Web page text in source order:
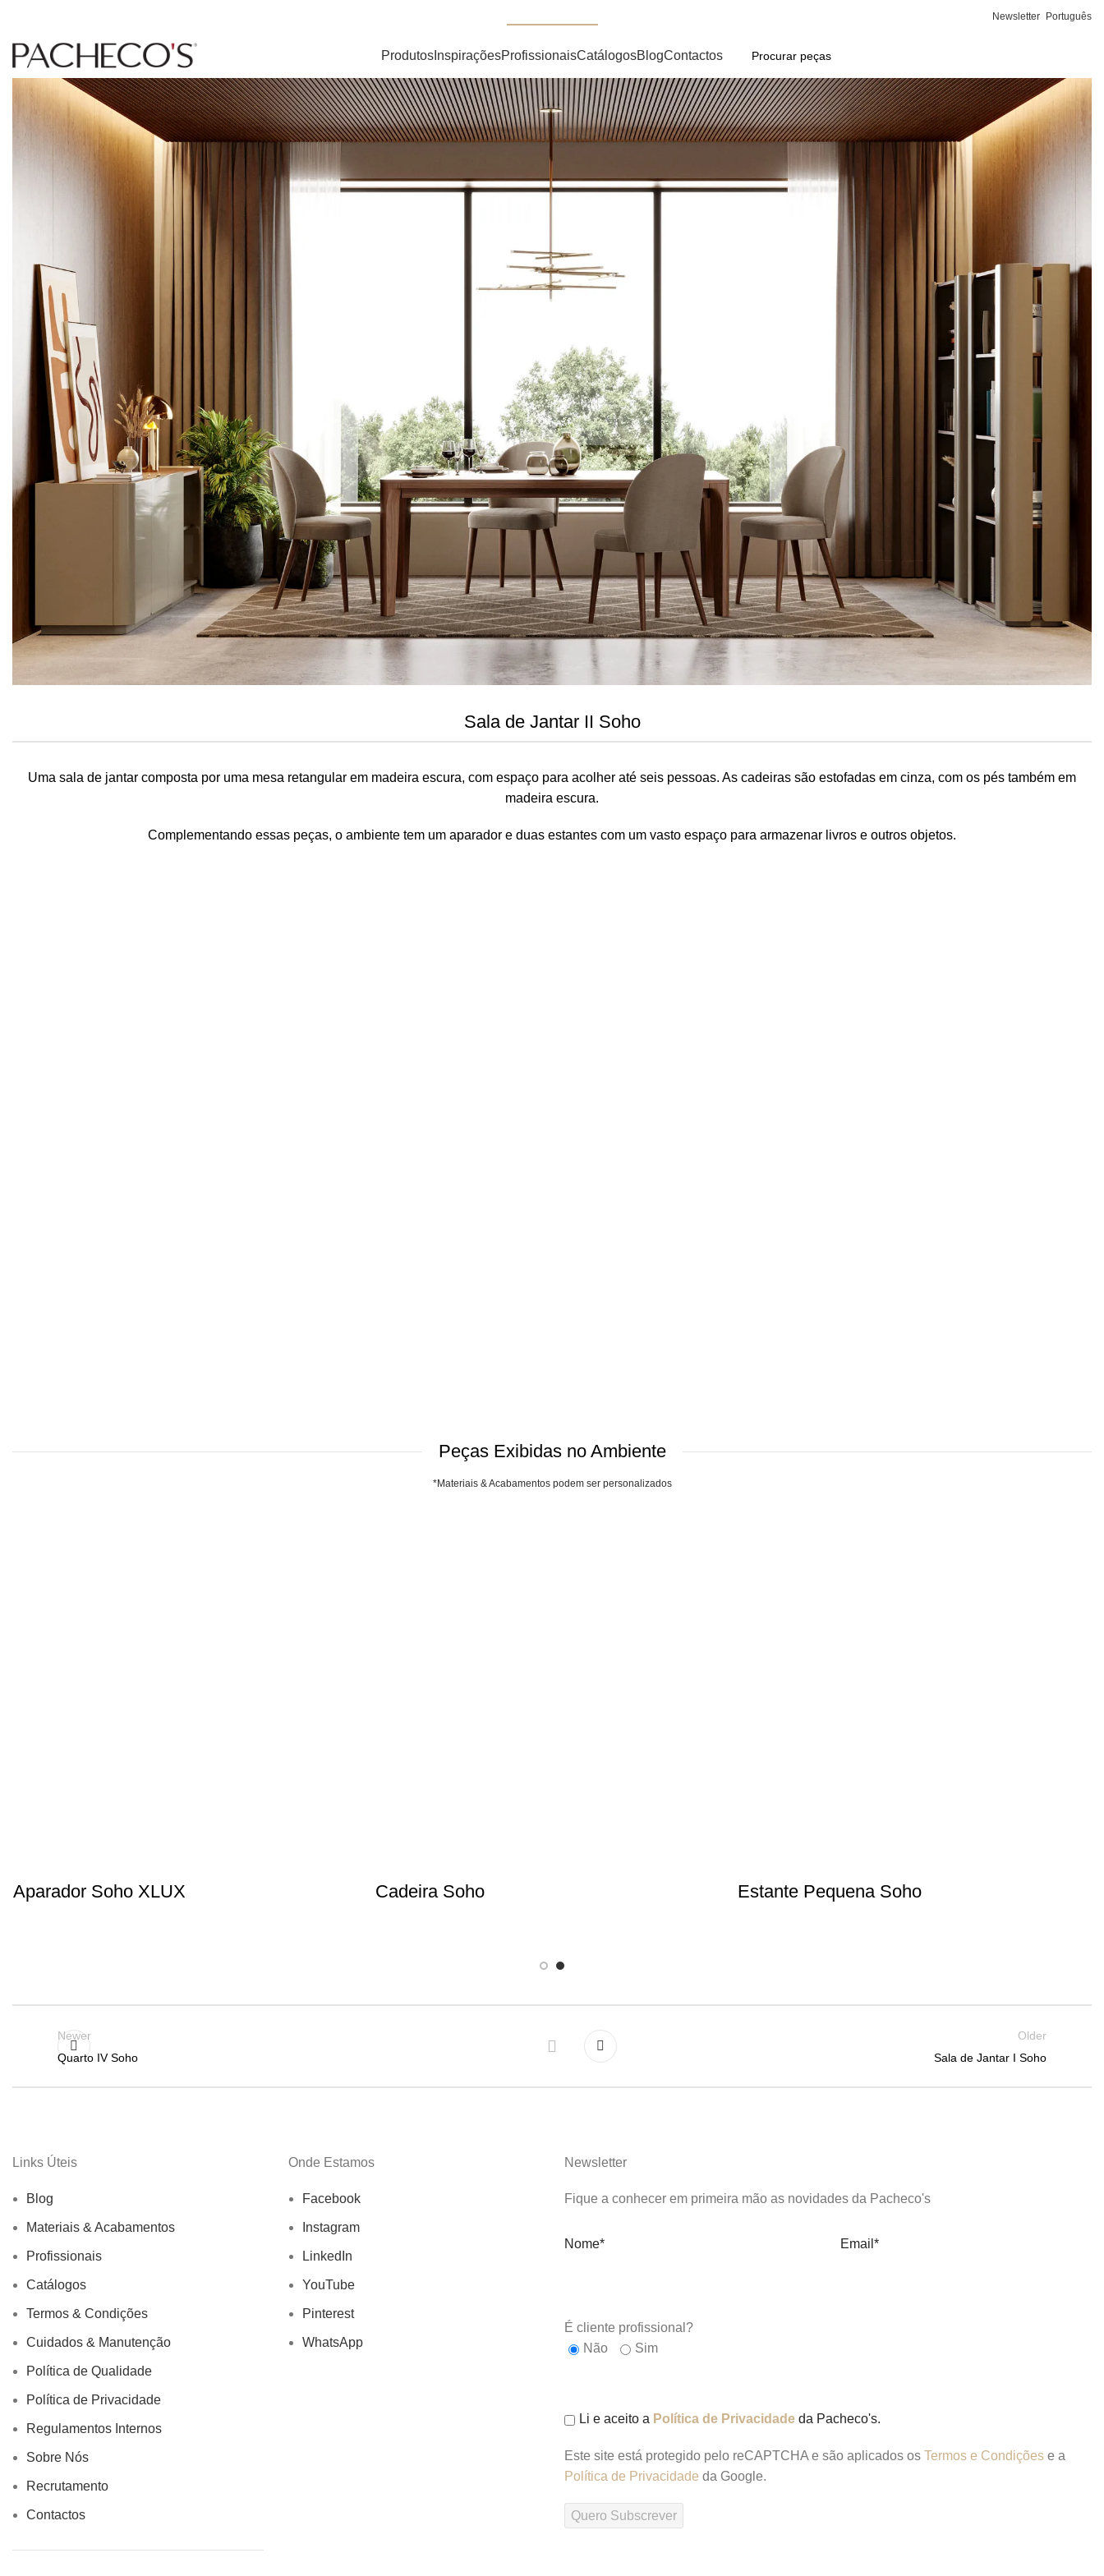
Newsletter Português
Produtos InspiraçõesProfissionaisCatálogosBlogContactos
Sala de Jantar II Soho
Uma sala de jantar composta por uma mesa retangular em madeira escura, com espaço para acolher até seis pessoas. As cadeiras são estofadas em cinza, com os pés também em
madeira escura.
Complementando essas peças, o ambiente tem um aparador e duas estantes com um vasto espaço para armazenar livros e outros objetos.
Peças Exibidas no Ambiente
*Materiais & Acabamentos podem ser personalizados
Aparador Soho XLUX Cadeira Soho Estante Pequena Soho
Newer
Quarto IV Soho
Older
Sala de Jantar I Soho
Links Úteis
Blog
Materiais & Acabamentos
Profissionais
Catálogos
Termos & Condições
Cuidados & Manutenção
Política de Qualidade
Política de Privacidade
Regulamentos Internos
Sobre Nós
Recrutamento
Contactos
Onde Estamos
Facebook
Instagram
LinkedIn
YouTube
Pinterest
WhatsApp
Newsletter
Fique a conhecer em primeira mão as novidades da Pacheco's
Nome* Email*
É cliente profissional?
Não
Sim
Li e aceito a Política de Privacidade da Pacheco's.
Este site está protegido pelo reCAPTCHA e são aplicados os Termos e Condições e a
Política de Privacidade da Google.